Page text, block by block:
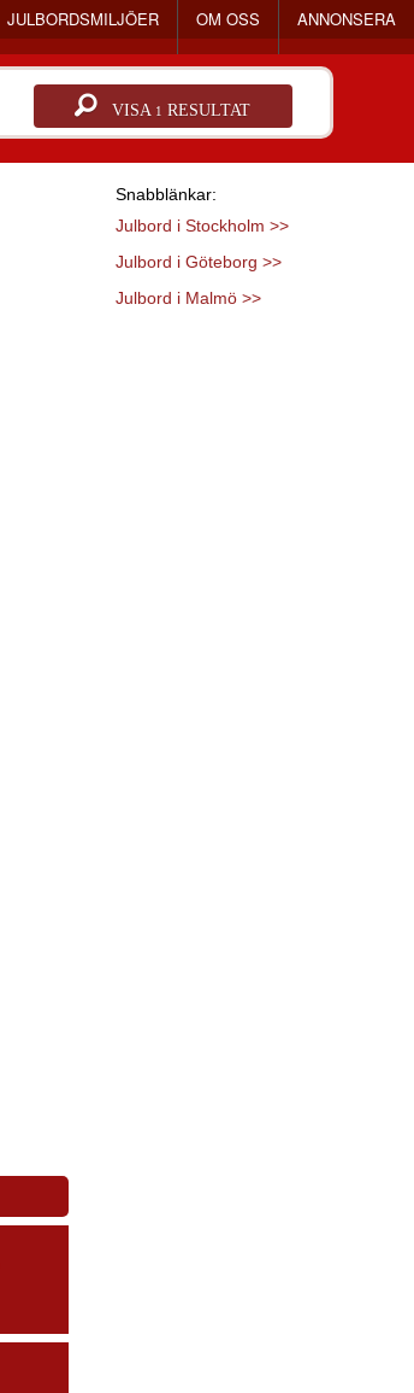
JULBORDSMILJÖER OM OSS ANNONSERA
VISA 1 RESULTAT
Snabblänkar:
Julbord i Stockholm >>
Julbord i Göteborg >>
Julbord i Malmö >>